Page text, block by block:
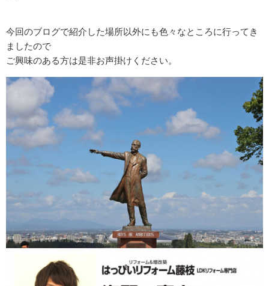
今回のブログで紹介した場所以外にも色々なところに行ってき
ましたので
ご興味のある方は是非お声掛けください。